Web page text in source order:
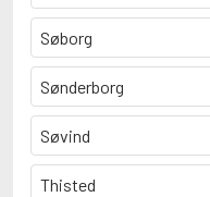
Søborg
Sønderborg
Søvind
Thisted